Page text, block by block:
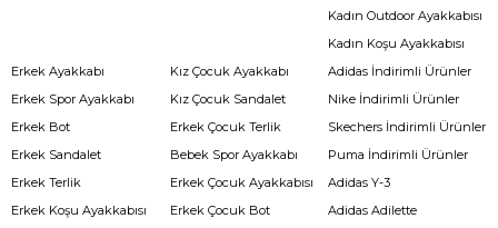
Kadın Outdoor Ayakkabısı
Kadın Koşu Ayakkabısı
Erkek Ayakkabı
Erkek Spor Ayakkabı
Erkek Bot
Erkek Sandalet
Erkek Terlik
Erkek Koşu Ayakkabısı
Kız Çocuk Ayakkabı
Kız Çocuk Sandalet
Erkek Çocuk Terlik
Bebek Spor Ayakkabı
Erkek Çocuk Ayakkabısı
Erkek Çocuk Bot
Adidas İndirimli Ürünler
Nike İndirimli Ürünler
Skechers İndirimli Ürünler
Puma İndirimli Ürünler
Adidas Y-3
Adidas Adilette